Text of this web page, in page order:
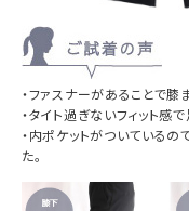
・ファスナーがあることで膝
・タイト過ぎないフィット感
・内ポケットがついているの
た。